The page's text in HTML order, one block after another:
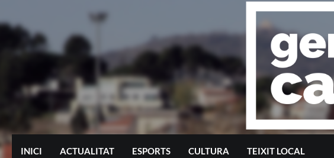
to
content
INICI ACTUALITAT ESPORTS CULTURA TEIXIT LOCAL